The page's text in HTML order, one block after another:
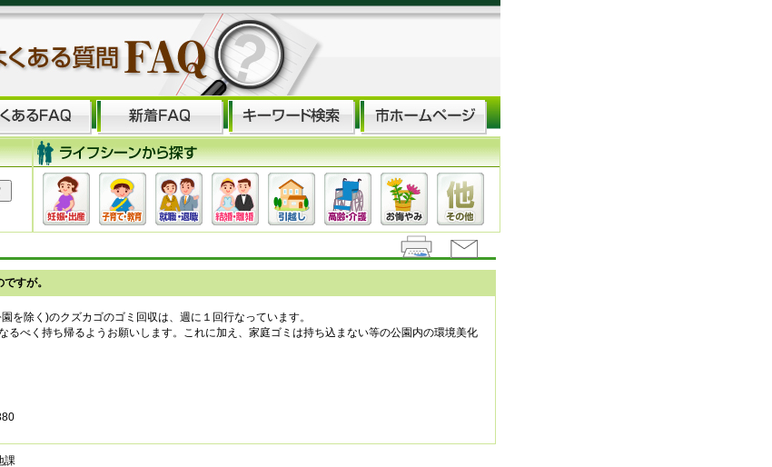
すが。
を除く)のクズカゴのゴミ回収は、週に１回行なっています。
るべく持ち帰るようお願いします。これに加え、家庭ゴミは持ち込まない等の公園内の環境美化
課